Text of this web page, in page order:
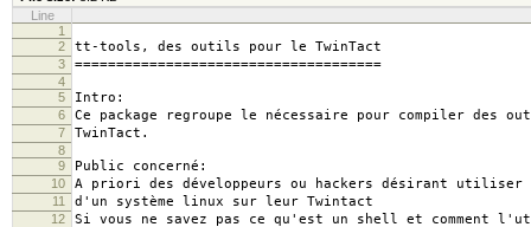
Line
1
2
tt-tools, des outils pour le TwinTact
3 =====================================
4
5
Intro:
6 Ce package regroupe le nécessaire pour compiler des
7 TwinTact.
8
9
Public concerné:
10 A priori des développeurs ou hackers désirant utiliser
11 d'un système linux sur leur Twintact
12 Si vous ne savez pas ce qu'est un shell et comment